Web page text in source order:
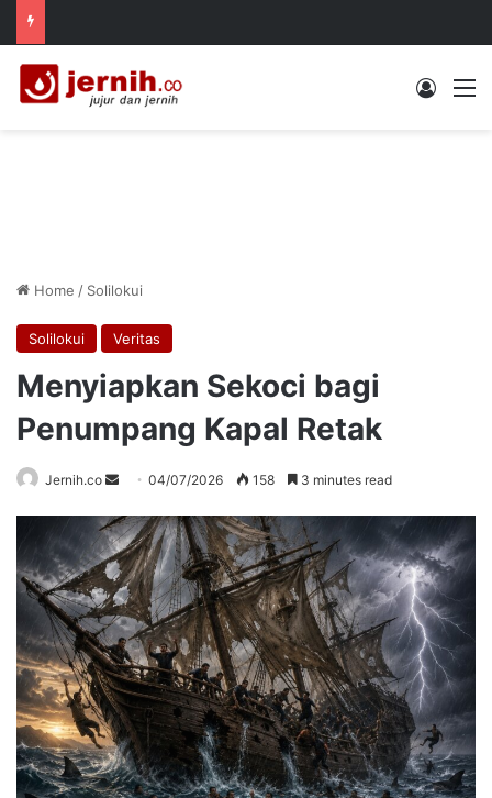
Log In
Home / Solilokui
Solilokui Veritas
Menyiapkan Sekoci bagi
Penumpang Kapal Retak
Jernih.co
Send
email
04/07/2026 158 3 minutes read